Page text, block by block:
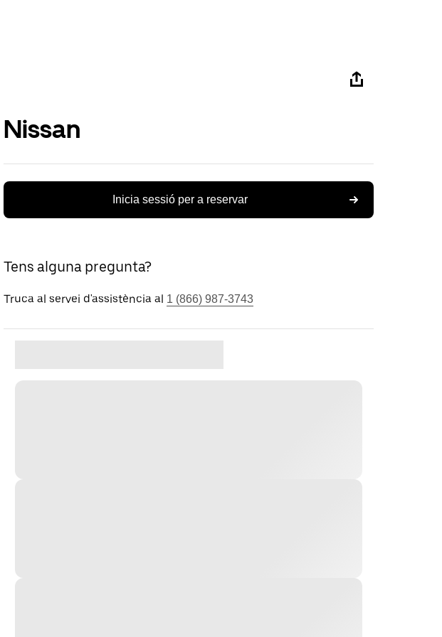
Nissan
Inicia sessió per a reservar
Tens alguna pregunta?
Truca al servei d'assistència al 1 (866) 987-3743